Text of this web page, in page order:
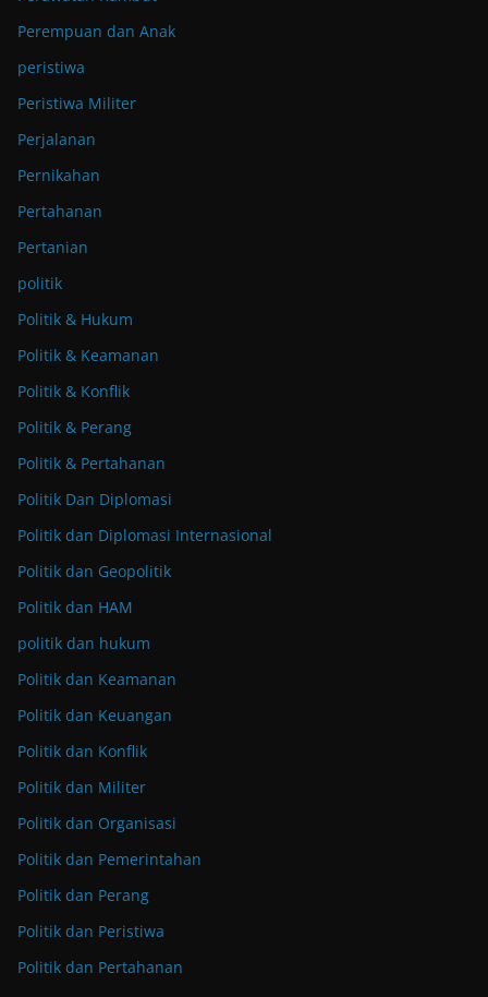
Perempuan dan Anak
peristiwa
Peristiwa Militer
Perjalanan
Pernikahan
Pertahanan
Pertanian
politik
Politik & Hukum
Politik & Keamanan
Politik & Konflik
Politik & Perang
Politik & Pertahanan
Politik Dan Diplomasi
Politik dan Diplomasi Internasional
Politik dan Geopolitik
Politik dan HAM
politik dan hukum
Politik dan Keamanan
Politik dan Keuangan
Politik dan Konflik
Politik dan Militer
Politik dan Organisasi
Politik dan Pemerintahan
Politik dan Perang
Politik dan Peristiwa
Politik dan Pertahanan